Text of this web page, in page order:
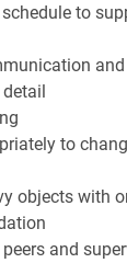
to
to
objects with
and